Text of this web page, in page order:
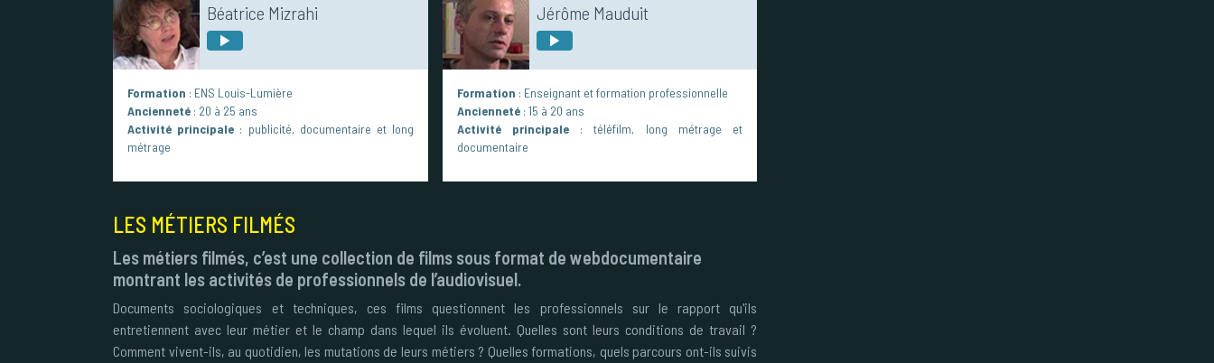
Béatrice Mizrahi
Formation : ENS Louis-Lumière
Ancienneté : 20 à 25 ans
Activité principale : publicité, documentaire et long
métrage
Jérôme Mauduit
Formation : Enseignant et formation professionnelle
Ancienneté : 15 à 20 ans
Activité principale : téléfilm, long métrage et
documentaire
LES MÉTIERS FILMÉS
Les métiers filmés, c’est une collection de films sous format de webdocumentaire
montrant les activités de professionnels de l’audiovisuel.
Documents sociologiques et techniques, ces films questionnent les professionnels sur le rapport qu'ils
entretiennent avec leur métier et le champ dans lequel ils évoluent. Quelles sont leurs conditions de travail ?
Comment vivent-ils, au quotidien, les mutations de leurs métiers ? Quelles formations, quels parcours ont-ils suivis